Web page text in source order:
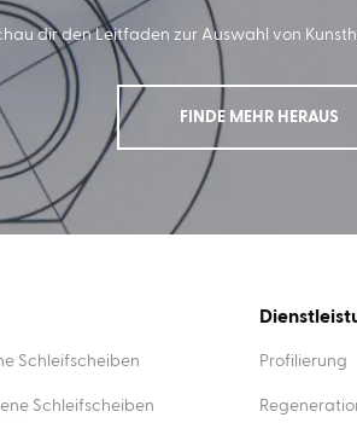
dir den Leitfaden zur Auswahl von
FINDE MEHR HERAUS
Schleifscheiben
Schleifscheiben
Profilierung